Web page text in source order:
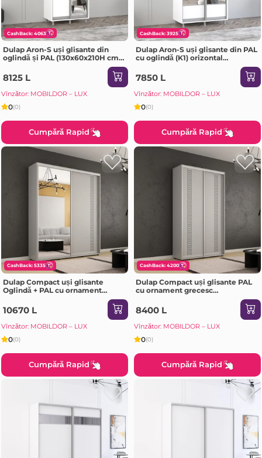
CashBack: 4063
Dulap Aron-S uși glisante din
oglindă și PAL (130x60x210H cm)
8125 L
Vînzător: MOBILDOR – LUX
0(0)
Cumpără Rapid
CashBack: 3925
Dulap Aron-S uși glisante din PAL
cu oglindă (K1) orizontal
7850 L
Vînzător: MOBILDOR – LUX
0(0)
Cumpără Rapid
CashBack: 5335
Dulap Compact uși glisante
Oglindă + PAL cu ornament
grecesc (190x45x230H cm) Grey
10670 L
Vînzător: MOBILDOR – LUX
0(0)
Cumpără Rapid
CashBack: 4200
Dulap Compact uși glisante PAL
cu ornament grecesc
8400 L
Vînzător: MOBILDOR – LUX
0(0)
Cumpără Rapid